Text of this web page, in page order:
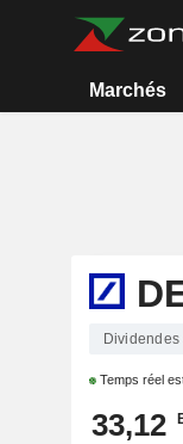
Marchés
Temps réel
33,12